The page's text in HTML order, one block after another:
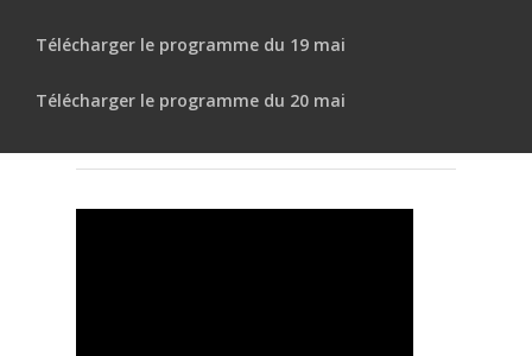
Télécharger le programme du 19 mai
Télécharger le programme du 20 mai